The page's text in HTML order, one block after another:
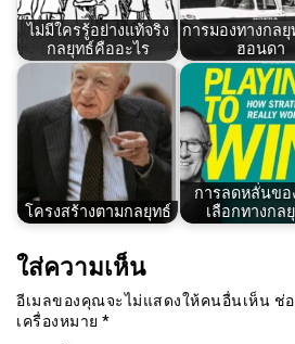
ไม่มีใครรู้อย่างแท้จริง
กลยุทธ์คืออะไร
การมองทางกล
ฮอนดา
โครงสร้างตามกลยุทธ์
การลดหลั่นขอ
เลือกทางกล
ใส่ความเห็น
อีเมลของคุณจะไม่แสดงให้คนอื่นเห็น ช่
เครื่องหมาย *